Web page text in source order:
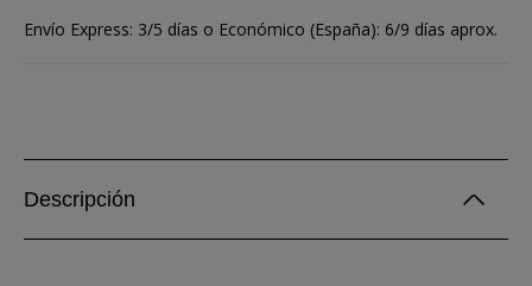
Envío Express: 3/5 días o Económico (España): 6/9 días aprox.
Descripción